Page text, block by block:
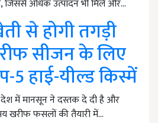
अधिक उत्पादन भी मिले और…
से होगी तगड़ी
सीजन के लिए
5 हाई-यील्ड किस्में
में मानसून ने दस्तक दे दी है और
खरीफ फसलों की तैयारी में…